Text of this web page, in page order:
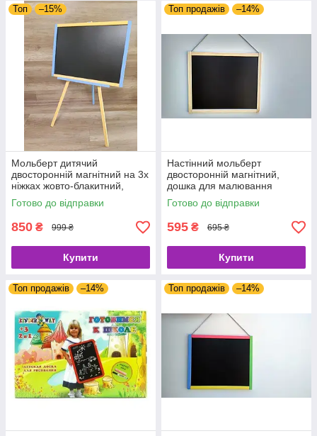
Топ –15%
Мольберт дитячий
двосторонній магнітний на 3х
ніжках жовто-блакитний,
дошка для малювання,
навчання, гри, розвитку.
Готово до відправки
850 ₴ 999 ₴
Купити
Топ продажів –14%
Настінний мольберт
двосторонній магнітний,
дошка для малювання
настінна, HMm.
Готово до відправки
595 ₴ 695 ₴
Купити
Топ продажів –14% Топ продажів –14%